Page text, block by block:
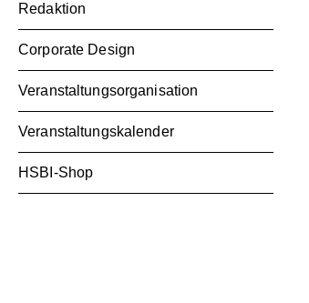
Redaktion
Corporate Design
Veranstaltungsorganisation
Veranstaltungskalender
HSBI-Shop